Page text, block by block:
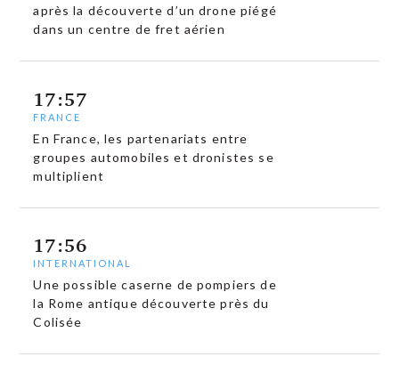
après la découverte d’un drone piégé
dans un centre de fret aérien
17:57
FRANCE
En France, les partenariats entre
groupes automobiles et dronistes se
multiplient
17:56
INTERNATIONAL
Une possible caserne de pompiers de
la Rome antique découverte près du
Colisée